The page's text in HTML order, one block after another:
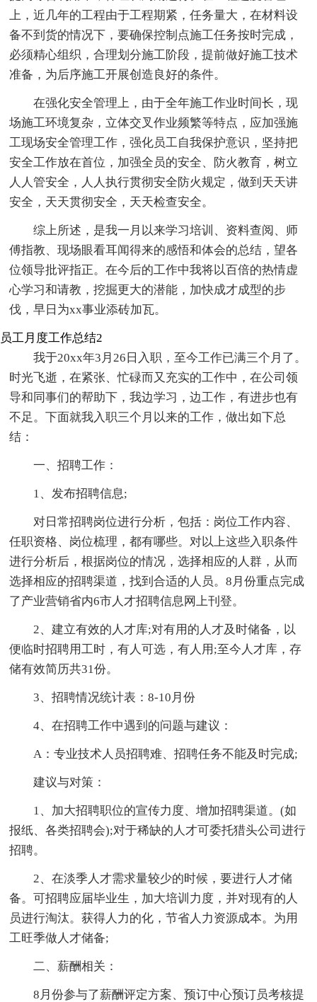
上，近几年的工程由于工程期紧，任务量大，在材料设
备不到货的情况下，要确保控制点施工任务按时完成，
必须精心组织，合理划分施工阶段，提前做好施工技术
准备，为后序施工开展创造良好的条件。
在强化安全管理上，由于全年施工作业时间长，现
场施工环境复杂，立体交叉作业频繁等特点，应加强施
工现场安全管理工作，强化员工自我保护意识，坚持把
安全工作放在首位，加强全员的安全、防火教育，树立
人人管安全，人人执行贯彻安全防火规定，做到天天讲
安全，天天贯彻安全，天天检查安全。
综上所述，是我一月以来学习培训、资料查阅、师
傅指教、现场眼看耳闻得来的感悟和体会的总结，望各
位领导批评指正。在今后的工作中我将以百倍的热情虚
心学习和请教，挖掘更大的潜能，加快成才成型的步
伐，早日为xx事业添砖加瓦。
员工月度工作总结2
我于20xx年3月26日入职，至今工作已满三个月了。
时光飞逝，在紧张、忙碌而又充实的工作中，在公司领
导和同事们的帮助下，我边学习，边工作，有进步也有
不足。下面就我入职三个月以来的工作，做出如下总
结：
一、招聘工作：
1、发布招聘信息;
对日常招聘岗位进行分析，包括：岗位工作内容、
任职资格、岗位梳理，都有哪些。对以上这些入职条件
进行分析后，根据岗位的情况，选择相应的人群，从而
选择相应的招聘渠道，找到合适的人员。8月份重点完成
了产业营销省内6市人才招聘信息网上刊登。
2、建立有效的人才库;对有用的人才及时储备，以
便临时招聘用工时，有人可选，有人用;至今人才库，存
储有效简历共31份。
3、招聘情况统计表：8-10月份
4、在招聘工作中遇到的问题与建议：
A：专业技术人员招聘难、招聘任务不能及时完成;
建议与对策：
1、加大招聘职位的宣传力度、增加招聘渠道。(如
报纸、各类招聘会);对于稀缺的人才可委托猎头公司进行
招聘。
2、在淡季人才需求量较少的时候，要进行人才储
备。可招聘应届毕业生，加大培训力度，并对现有的人
员进行淘汰。获得人力的化，节省人力资源成本。为用
工旺季做人才储备;
二、薪酬相关：
8月份参与了薪酬评定方案、预订中心预订员考核提